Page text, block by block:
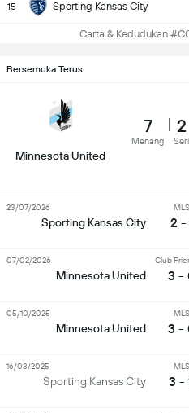
15 Sporting Kansas City
Carta & Kedudukan
Bersemuka Terus
Minnesota United
7
Menang
2
Seri
Sporting Kansas City
MLS
2 -
23/07/2026
Minnesota United
Club
3 -
07/02/2026
Minnesota United
MLS
3 -
05/10/2025
Sporting Kansas City
MLS
3 -
16/03/2025